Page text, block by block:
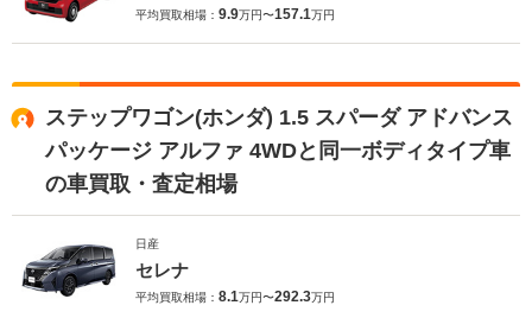
平均買取相場： 9.9万円〜157.1万円
ステップワゴン(ホンダ) 1.5 スパーダ アドバンス
パッケージ アルファ 4WDと同一ボディタイプ車
の車買取・査定相場
日産
セレナ
平均買取相場： 8.1万円〜292.3万円